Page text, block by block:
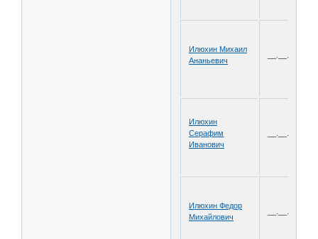
Илюхин Михаил
Ананьевич
Илюхин
Серафим
Иванович
Илюхин Федор
Михайлович